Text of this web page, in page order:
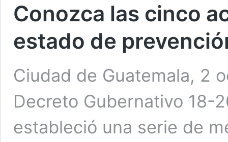
Conozca las cinco
estado de
Ciudad de Guatemala, 2
Decreto Gubernativo 18-
estableció una serie de